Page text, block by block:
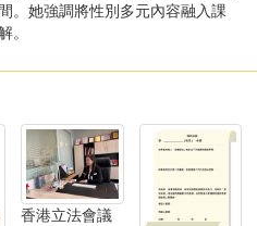
。她強調將性別多元內容融入課
。
香港立法會議